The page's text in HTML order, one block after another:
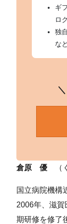
ギ
ロ
独
な
倉原 優
国立病院機構
2006年、滋
期研修を修了